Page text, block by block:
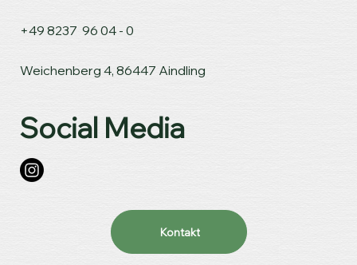
Social Media
Kontakt
+49 8237 96 04 - 0
Weichenberg 4, 86447 Aindling